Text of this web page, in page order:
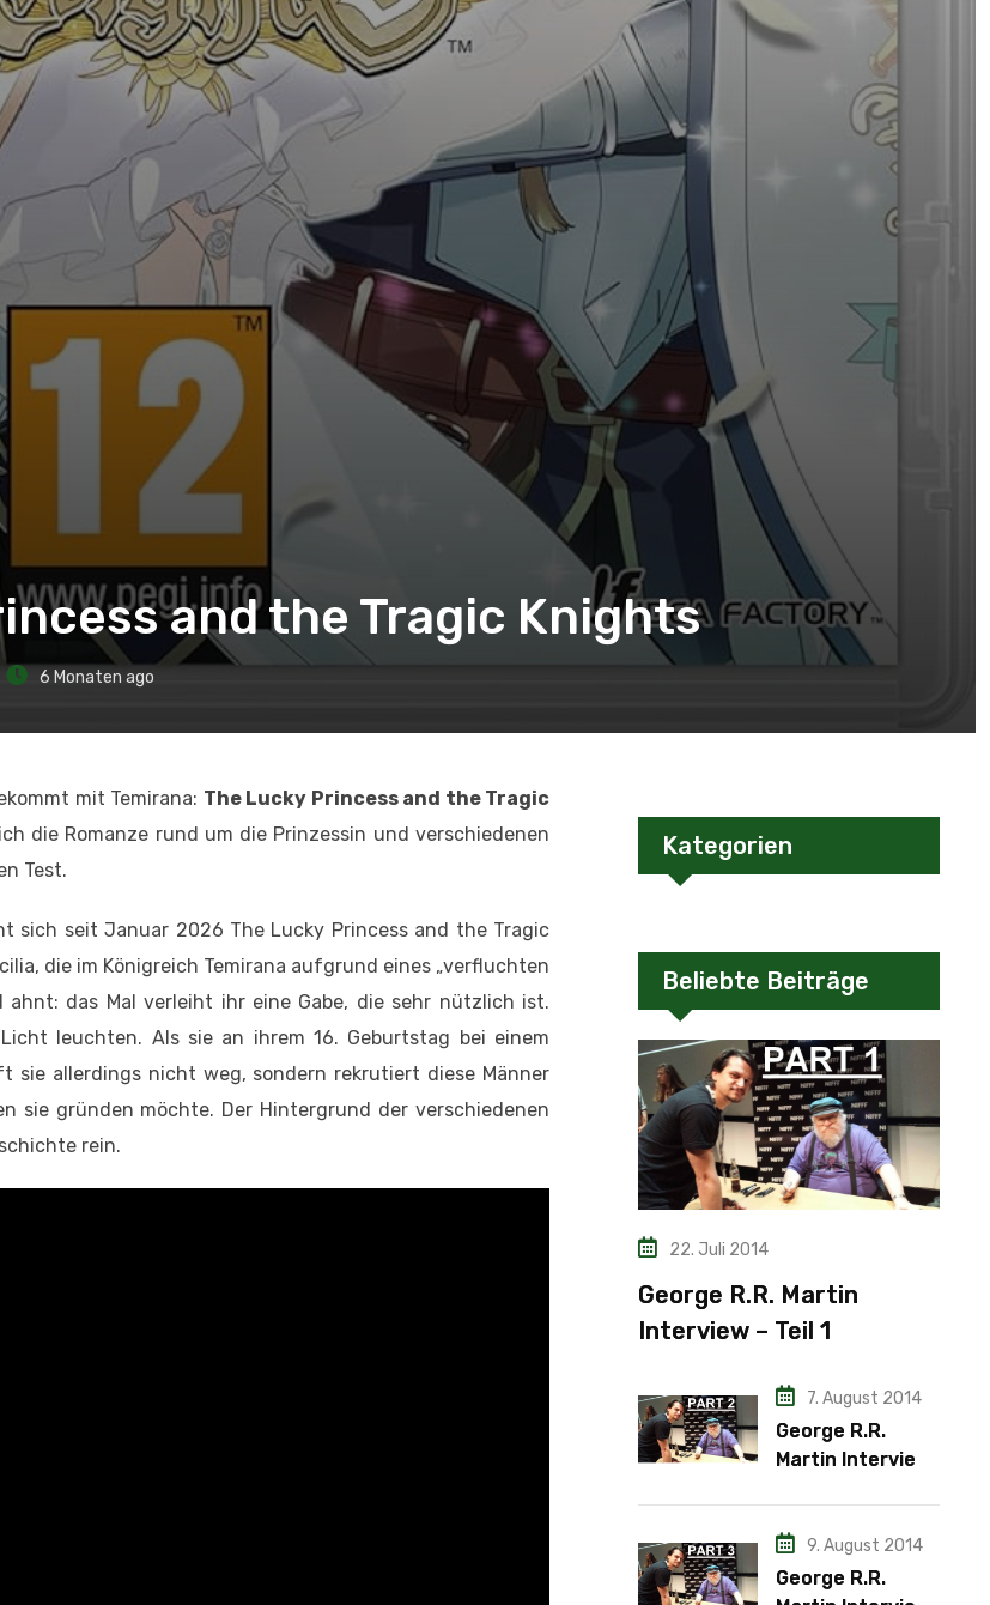
and the Tragic Knights
6 Monaten ago
mit Temirana: The Lucky Princess and the Tragic
die Romanze rund um die Prinzessin und verschiedenen
Test.
sich seit Januar 2026 The Lucky Princess and the Tragic
die im Königreich Temirana aufgrund eines „verfluchten
das Mal verleiht ihr eine Gabe, die sehr nützlich ist.
leuchten. Als sie an ihrem 16. Geburtstag bei einem
allerdings nicht weg, sondern rekrutiert diese Männer
sie gründen möchte. Der Hintergrund der verschiedenen
rein.
Kategorien
Beliebte Beiträge
22. Juli 2014
George R.R. Martin
Interview – Teil 1
7. August 2014
George R.R.
Martin Interview
9. August 2014
George R.R.